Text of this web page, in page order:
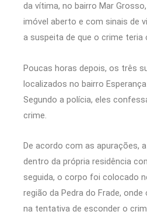
da vítima, no bairro Mar
imóvel aberto e com sinais de
a suspeita de que o crime teria
Poucas horas depois, os três
localizados no bairro
Segundo a polícia, eles
crime.
De acordo com as apurações,
dentro da própria residência
seguida, o corpo foi colocado
região da Pedra do Frade,
na tentativa de esconder o